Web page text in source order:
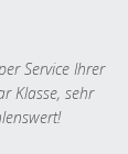
Service Ihrer
Klasse, sehr